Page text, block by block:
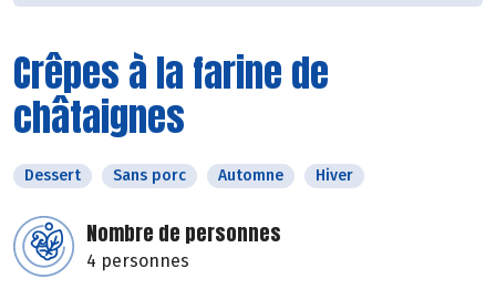
Crêpes à la farine de
châtaignes
Dessert Sans porc Automne Hiver
Nombre de personnes
4 personnes